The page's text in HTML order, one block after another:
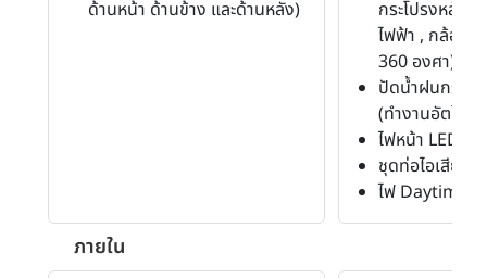
ด้านหน้า ด้านข้าง และด้านหลัง)
กระโปรงหลังท
ไฟฟ้า , กล้อง
360 องศา)
ปัดน้ำฝนกระจ
(ทำงานอัตโนมั
ไฟหน้า LED
ชุดท่อไอเสีย (
ไฟ Daytime
ภายใน